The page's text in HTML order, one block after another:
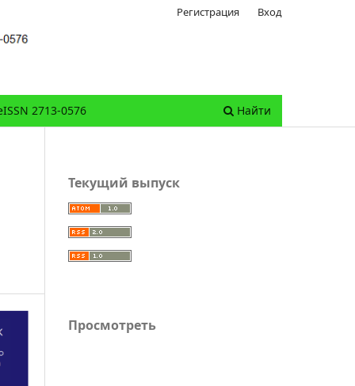
2713-0576 Найти
Регистрация Вход
Текущий выпуск
Просмотреть